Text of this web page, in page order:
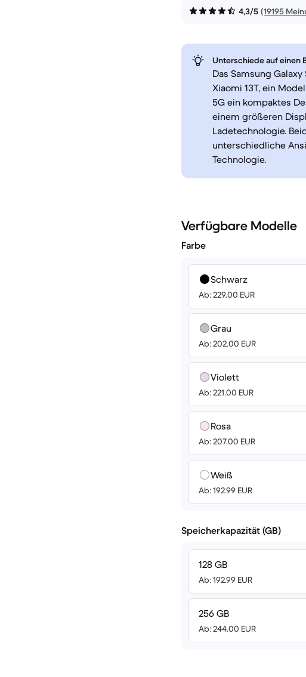
4,3/5 (19195
Unterschiede auf einen
Das Samsung
Xiaomi 13T, ein
5G ein kompaktes
einem größeren
Ladetechnologie.
unterschiedliche
Technologie.
Verfügbare Modelle
Farbe
Schwarz
Ab: 229.00 EUR
Grau
Ab: 202.00 EUR
Violett
Ab: 221.00 EUR
Rosa
Ab: 207.00 EUR
Weiß
Ab: 192.99 EUR
Speicherkapazität (GB)
128 GB
Ab: 192.99 EUR
256 GB
Ab: 244.00 EUR